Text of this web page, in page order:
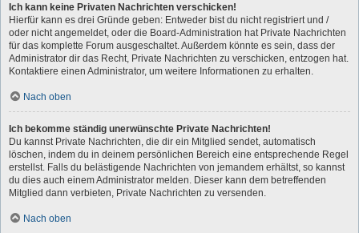
Ich kann keine Privaten Nachrichten verschicken!
Hierfür kann es drei Gründe geben: Entweder bist du nicht registriert und /
oder nicht angemeldet, oder die Board-Administration hat Private Nachrichten
für das komplette Forum ausgeschaltet. Außerdem könnte es sein, dass der
Administrator dir das Recht, Private Nachrichten zu verschicken, entzogen hat.
Kontaktiere einen Administrator, um weitere Informationen zu erhalten.
Nach oben
Ich bekomme ständig unerwünschte Private Nachrichten!
Du kannst Private Nachrichten, die dir ein Mitglied sendet, automatisch
löschen, indem du in deinem persönlichen Bereich eine entsprechende Regel
erstellst. Falls du belästigende Nachrichten von jemandem erhältst, so kannst
du dies auch einem Administrator melden. Dieser kann dem betreffenden
Mitglied dann verbieten, Private Nachrichten zu versenden.
Nach oben